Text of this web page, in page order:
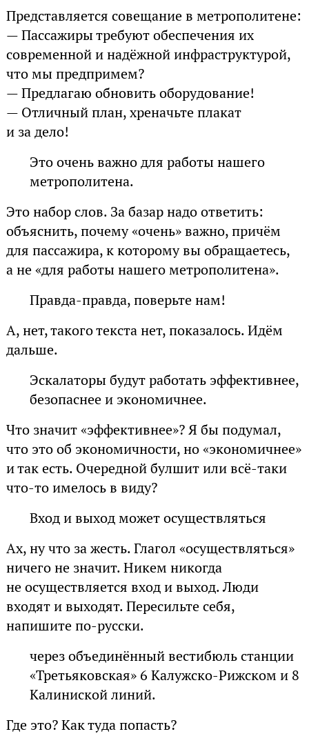
Представляется совещание в метрополитене:
— Пассажиры требуют обеспечения их
современной и надёжной инфраструктурой,
что мы предпримем?
— Предлагаю обновить оборудование!
— Отличный план, хреначьте плакат
и за дело!
Это очень важно для работы нашего
метрополитена.
Это набор слов. За базар надо ответить:
объяснить, почему «очень» важно, причём
для пассажира, к которому вы обращаетесь,
а не «для работы нашего метрополитена».
Правда-правда, поверьте нам!
А, нет, такого текста нет, показалось. Идём
дальше.
Эскалаторы будут работать эффективнее,
безопаснее и экономичнее.
Что значит «эффективнее»? Я бы подумал,
что это об экономичности, но «экономичнее»
и так есть. Очередной булшит или всё-таки
что-то имелось в виду?
Вход и выход может осуществляться
Ах, ну что за жесть. Глагол «осуществляться»
ничего не значит. Никем никогда
не осуществляется вход и выход. Люди
входят и выходят. Пересильте себя,
напишите по-русски.
через объединённый вестибюль станции
«Третьяковская» 6 Калужско-Рижском и 8
Калиниской линий.
Где это? Как туда попасть?